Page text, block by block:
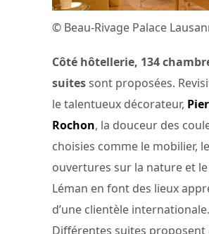
© Beau-Rivage Palace
Côté hôtellerie, 134
suitessont proposées.
le talentueux décorateur,
Rochon, la douceur des
choisies comme le mobilier,
ouvertures sur la nature et le
Léman en font des lieux
d’une clientèle internationale.
Différentes suites proposent